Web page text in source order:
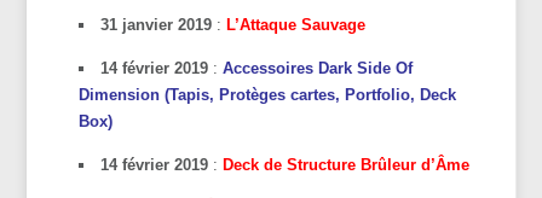
31 janvier 2019 : L’Attaque Sauvage
14 février 2019 :Accessoires Dark Side Of
Dimension (Tapis, Protèges cartes, Portfolio, Deck
Box)
14 février 2019 : Deck de Structure Brûleur d’Âme